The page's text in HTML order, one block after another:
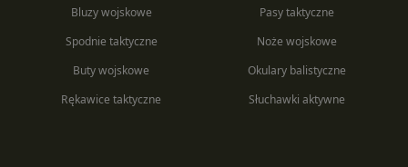
Bluzy wojskowe
Pasy taktyczne
Spodnie taktyczne
Buty wojskowe
Rękawice taktyczne
Noże wojskowe
Okulary balistyczne
Słuchawki aktywne